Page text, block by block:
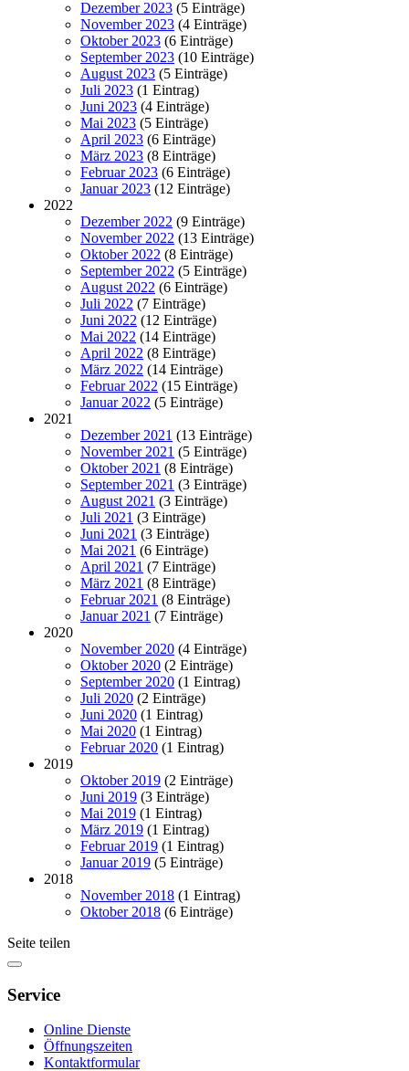
Dezember 2023 (5 Einträge)
November 2023 (4 Einträge)
Oktober 2023 (6 Einträge)
September 2023 (10 Einträge)
August 2023 (5 Einträge)
Juli 2023 (1 Eintrag)
Juni 2023 (4 Einträge)
Mai 2023 (5 Einträge)
April 2023 (6 Einträge)
März 2023 (8 Einträge)
Februar 2023 (6 Einträge)
Januar 2023 (12 Einträge)
2022
Dezember 2022 (9 Einträge)
November 2022 (13 Einträge)
Oktober 2022 (8 Einträge)
September 2022 (5 Einträge)
August 2022 (6 Einträge)
Juli 2022 (7 Einträge)
Juni 2022 (12 Einträge)
Mai 2022 (14 Einträge)
April 2022 (8 Einträge)
März 2022 (14 Einträge)
Februar 2022 (15 Einträge)
Januar 2022 (5 Einträge)
2021
Dezember 2021 (13 Einträge)
November 2021 (5 Einträge)
Oktober 2021 (8 Einträge)
September 2021 (3 Einträge)
August 2021 (3 Einträge)
Juli 2021 (3 Einträge)
Juni 2021 (3 Einträge)
Mai 2021 (6 Einträge)
April 2021 (7 Einträge)
März 2021 (8 Einträge)
Februar 2021 (8 Einträge)
Januar 2021 (7 Einträge)
2020
November 2020 (4 Einträge)
Oktober 2020 (2 Einträge)
September 2020 (1 Eintrag)
Juli 2020 (2 Einträge)
Juni 2020 (1 Eintrag)
Mai 2020 (1 Eintrag)
Februar 2020 (1 Eintrag)
2019
Oktober 2019 (2 Einträge)
Juni 2019 (3 Einträge)
Mai 2019 (1 Eintrag)
März 2019 (1 Eintrag)
Februar 2019 (1 Eintrag)
Januar 2019 (5 Einträge)
2018
November 2018 (1 Eintrag)
Oktober 2018 (6 Einträge)
Seite teilen
Service
Online Dienste
Öffnungszeiten
Kontaktformular